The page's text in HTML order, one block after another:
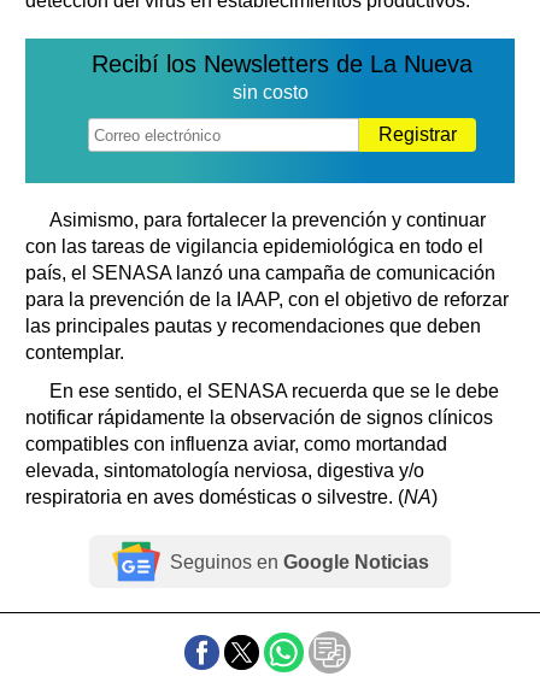
Recibí los Newsletters de La Nueva
sin costo
Registrar
Asimismo, para fortalecer la prevención y continuar
con las tareas de vigilancia epidemiológica en todo el
país, el SENASA lanzó una campaña de comunicación
para la prevención de la IAAP, con el objetivo de reforzar
las principales pautas y recomendaciones que deben
contemplar.
En ese sentido, el SENASA recuerda que se le debe
notificar rápidamente la observación de signos clínicos
compatibles con influenza aviar, como mortandad
elevada, sintomatología nerviosa, digestiva y/o
respiratoria en aves domésticas o silvestre. (NA)
Seguinos en Google Noticias